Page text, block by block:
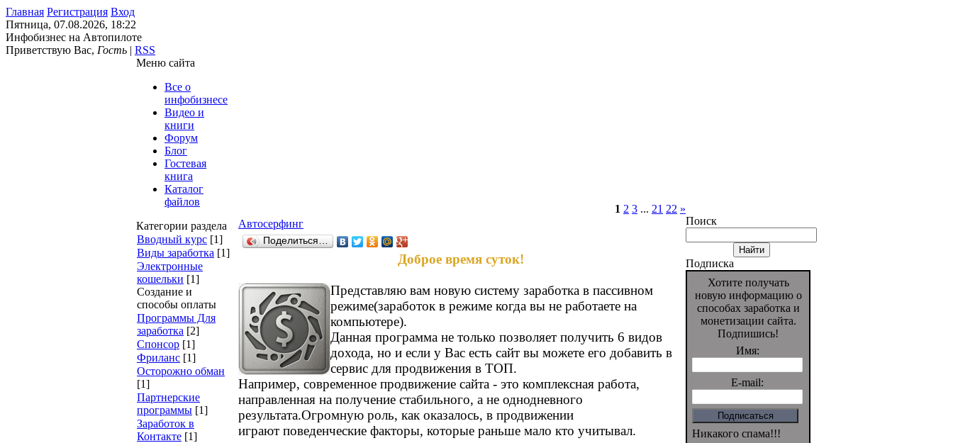
Главная Регистрация Вход
Пятница, 07.08.2026, 18:22
Инфобизнес на Автопилоте
Приветствую Вас, Гость | RSS
Меню сайта
Все о
инфобизнесе
Видео и
книги
Форум
Блог
Гостевая
книга
Каталог
файлов
Категории раздела
Вводный курс [1]
Виды заработка [1]
Электронные
кошельки [1]
Создание и
способы оплаты
Программы Для
заработка [2]
Спонсор [1]
Фриланс [1]
Осторожно обман
[1]
Партнерские
программы [1]
Заработок в
Контакте [1]
1 2 3 ... 21 22 »
Автосерфинг
Поделиться…
Доброе время суток!
Представляю вам новую систему заработка в пассивном
режиме(заработок в режиме когда вы не работаете на
компьютере).
Данная программа не только позволяет получить 6 видов
дохода, но и если у Вас есть сайт вы можете его добавить в
сервис для продвижения в ТОП.
Например, современное продвижение сайта - это комплексная работа,
направленная на получение стабильного, а не однодневного
результата.Огромную роль, как оказалось, в продвижении
играют поведенческие факторы, которые раньше мало кто учитывал.
Поиск
Подписка
Хотите получать
новую информацию о
способах заработка и
монетизации сайта.
Подпишись!
Имя:
E-mail:
Никакого спама!!!